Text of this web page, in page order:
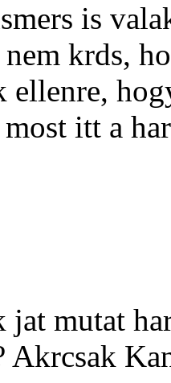
is
nem krds,
ellenre,
itt a
jat mutat
Akrcsak